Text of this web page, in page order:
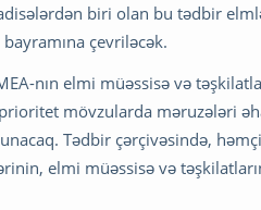
biri olan bu tədbir
çevriləcək.
nın elmi müəssisə və
mövzularda məruzələri
Tədbir çərçivəsində,
elmi müəssisə və